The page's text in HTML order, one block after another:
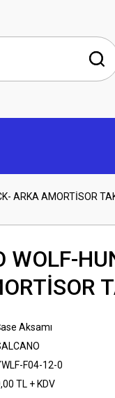
ARKA AMORTİSOR
WOLF-
Aksamı
F04-12-0
TL + KDV